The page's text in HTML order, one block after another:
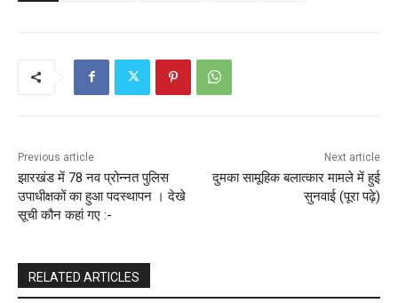
Previous article
झारखंड में 78 नव प्रोन्नत पुलिस
उपाधीक्षकों का हुआ पदस्थापन । देखे
सूची कौन कहां गए :-
Next article
दुमका सामूहिक बलात्कार मामले में हुई
सुनवाई (पूरा पढ़े)
RELATED ARTICLES